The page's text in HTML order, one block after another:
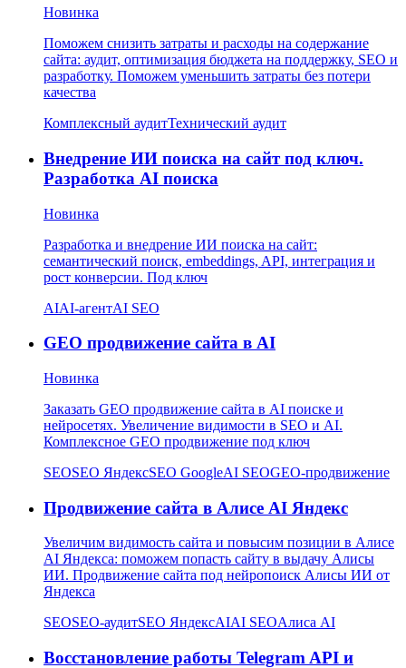
Новинка
Поможем снизить затраты и расходы на содержание
сайта: аудит, оптимизация бюджета на поддержку, SEO и
разработку. Поможем уменьшить затраты без потери
качества
Комплексный аудитТехнический аудит
Внедрение ИИ поиска на сайт под ключ.
Разработка AI поиска
Новинка
Разработка и внедрение ИИ поиска на сайт:
семантический поиск, embeddings, API, интеграция и
рост конверсии. Под ключ
AIAI-агентAI SEO
GEO продвижение сайта в AI
Новинка
Заказать GEO продвижение сайта в AI поиске и
нейросетях. Увеличение видимости в SEO и AI.
Комплексное GEO продвижение под ключ
SEOSEO ЯндексSEO GoogleAI SEOGEO-продвижение
Продвижение сайта в Алисе AI Яндекс
Увеличим видимость сайта и повысим позиции в Алисе
AI Яндекса: поможем попасть сайту в выдачу Алисы
ИИ. Продвижение сайта под нейропоиск Алисы ИИ от
Яндекса
SEOSEO-аудитSEO ЯндексAIAI SEOАлиса AI
Восстановление работы Telegram API и